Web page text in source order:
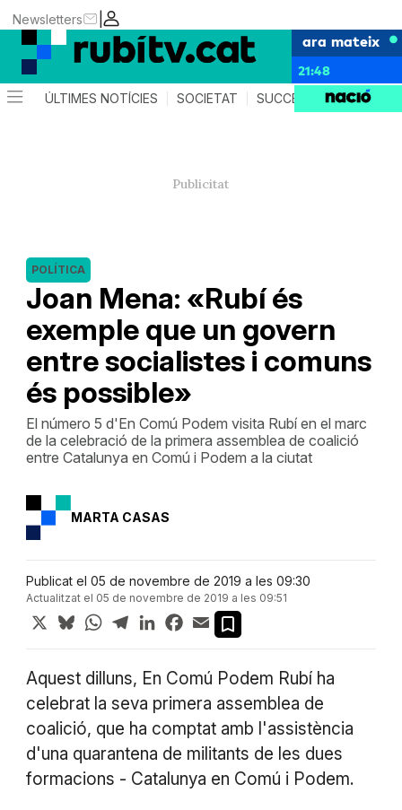
|
Newsletters
ara mateix
21:48
ÚLTIMES NOTÍCIES SOCIETAT SUCCESSOS
Joan Mena: «Rubí és
exemple que un govern
entre socialistes i comuns
és possible»
POLÍTICA
El número 5 d'En Comú Podem visita Rubí en el marc
de la celebració de la primera assemblea de coalició
entre Catalunya en Comú i Podem a la ciutat
MARTA CASAS
Publicat el 05 de novembre de 2019 a les 09:30
Actualitzat el 05 de novembre de 2019 a les 09:51
X BlueskyWhatsApp
TelegramLinkedInFacebook
Email
Aquest dilluns, En Comú Podem Rubí ha
celebrat la seva primera assemblea de
coalició, que ha comptat amb l'assistència
d'una quarantena de militants de les dues
formacions - Catalunya en Comú i Podem.